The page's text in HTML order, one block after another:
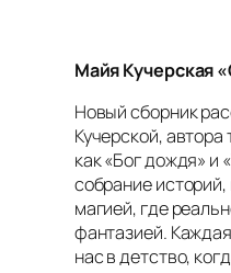
Майя Кучерская
Новый сборник
Кучерской,
как «Бог дождя» и
собрание
магией, где
фантазией.
нас в детство,